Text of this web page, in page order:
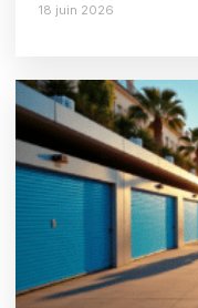
18 juin 2026